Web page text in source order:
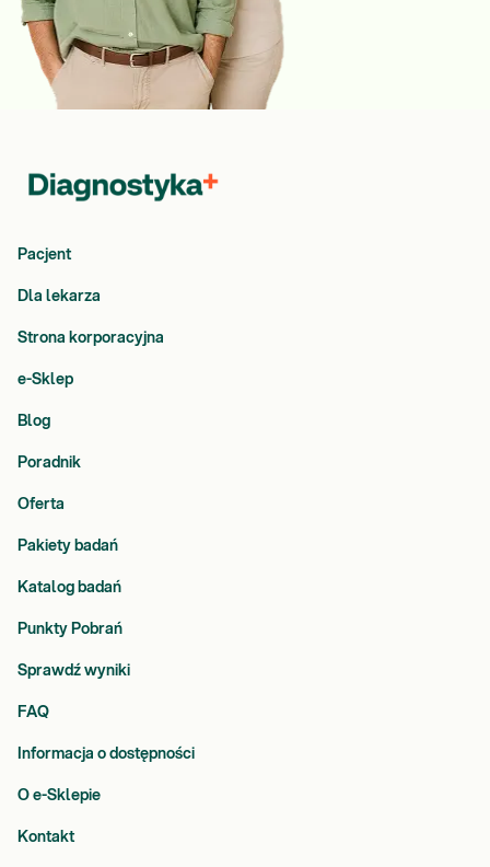
Pacjent
Dla lekarza
Strona korporacyjna
e-Sklep
Blog
Poradnik
Oferta
Pakiety badań
Katalog badań
Punkty Pobrań
Sprawdź wyniki
FAQ
Informacja o dostępności
O e-Sklepie
Kontakt